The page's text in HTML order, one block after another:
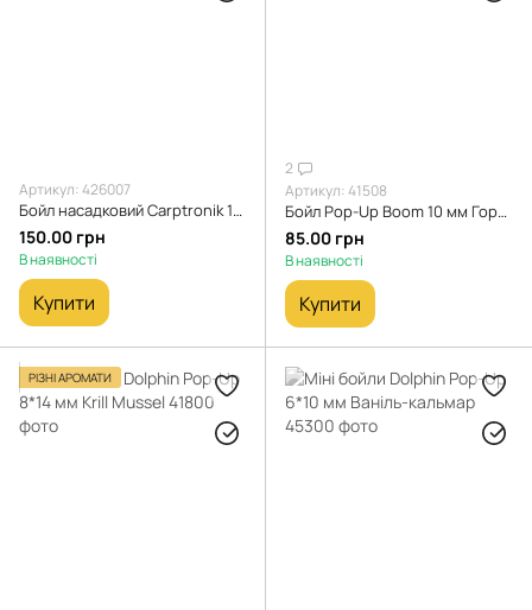
Артикул: 426007
Бойл насадковий Carptronik 12 мм Pop up Мандарин
150.00 грн
В наявності
Купити
2
Артикул: 41508
Бойл Pop-Up Boom 10 мм Горох
85.00 грн
В наявності
Купити
РІЗНІ АРОМАТИ